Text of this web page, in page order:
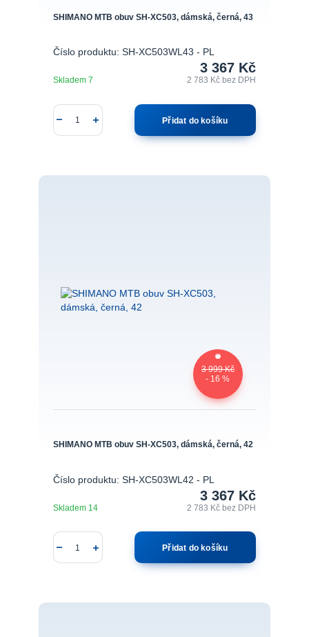
SHIMANO MTB obuv SH-XC503, dámská, černá, 43
Číslo produktu: SH-XC503WL43 - PL
3 367 Kč
2 783 Kčbez DPH
Skladem 7
Přidat do košíku
3 999 Kč
- 16 %
SHIMANO MTB obuv SH-XC503, dámská, černá, 42
Číslo produktu: SH-XC503WL42 - PL
3 367 Kč
2 783 Kčbez DPH
Skladem 14
Přidat do košíku